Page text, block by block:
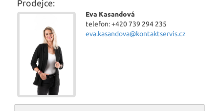
Prodejce:
Eva Kasandová
telefon: +420 739 294 235
eva.kasandova@kontaktservis.cz